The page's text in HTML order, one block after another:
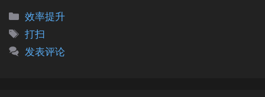
分
类
效率提升
标
签
打扫
发表评论